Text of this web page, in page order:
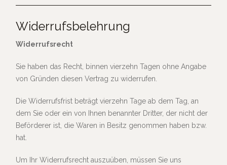
Widerrufsbelehrung
Widerrufsrecht
Sie haben das Recht, binnen vierzehn Tagen ohne Angabe
von Gründen diesen Vertrag zu widerrufen.
Die Widerrufsfrist beträgt vierzehn Tage ab dem Tag, an
dem Sie oder ein von Ihnen benannter Dritter, der nicht der
Beförderer ist, die Waren in Besitz genommen haben bzw.
hat.
Um Ihr Widerrufsrecht auszuüben, müssen Sie uns